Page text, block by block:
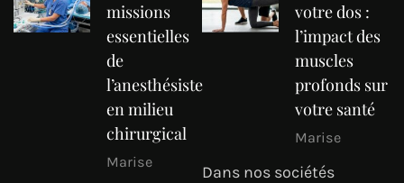
missions
essentielles
de
l’anesthésiste
en milieu
chirurgical
Marise
votre dos :
l’impact des
muscles
profonds sur
votre santé
Marise
Dans nos sociétés